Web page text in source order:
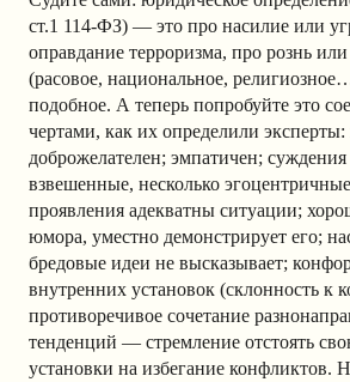
ст.1 114-ФЗ) — это про насилие или
оправдание терроризма, про рознь
(расовое, национальное,
подобное. А теперь попробуйте это
чертами, как их определили
доброжелателен; эмпатичен;
взвешенные, несколько
проявления адекватны ситуации;
юмора, уместно демонстрирует его;
бредовые идеи не высказывает;
внутренних установок (склонность к
противоречивое сочетание
тенденций — стремление отстоять
установки на избегание конфликтов.